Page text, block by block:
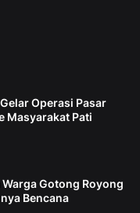
Operasi Pasar
Masyarakat Pati
Gotong Royong
Bencana